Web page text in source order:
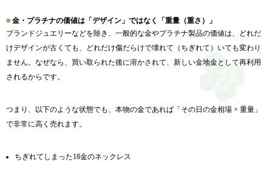
金・プラチナの価値は「デザイン」ではなく「重量（重さ）」
ブランドジュエリーなどを除き、一般的な金やプラチナ製品の価値は、どれだ
けデザインが古くても、どれだけ傷だらけで壊れて（ちぎれて）いても変わり
ません。なぜなら、買い取られた後に溶かされて、新しい金地金として再利用
されるからです。
つまり、以下のような状態でも、本物の金であれば「その日の金相場 × 重量」
で非常に高く売れます。
ちぎれてしまった18金のネックレス